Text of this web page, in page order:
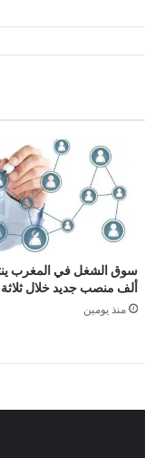
ألف منصب جديد خلال
منذ يومين